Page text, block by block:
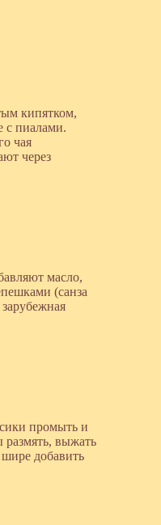
кипятком,
с пиалами.
чая
через
масло,
(санза
промыть и
размять, выжать
добавить